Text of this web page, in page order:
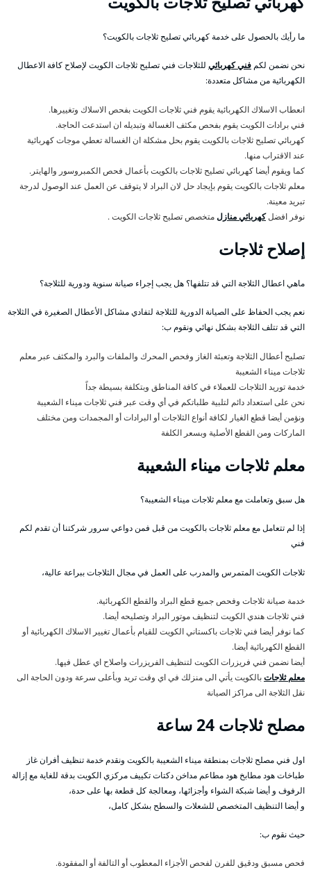
ما رأيك بالحصول على خدمة كهربائي تصليح ثلاجات بالكويت؟
نحن نضمن لكم فني كهربائي للثلاجات فني تصليح ثلاجات الكويت لإصلاح كافة الاعطال
الكهربائية من مشاكل متعددة:
انعطاب الاسلاك الكهربائية يقوم فني ثلاجات الكويت بفحص الاسلاك وتغييرها.
فني برادات الكويت يقوم بفحص مكثف الغسالة وتبديله ان استدعت الحاجة.
كهربائي تصليح ثلاجات بالكويت يقوم بحل مشكلة ان الغسالة تعطي موجات كهربائية
عند الاقتراب منها.
كما ويقوم أيضا كهربائي تصليح ثلاجات بالكويت بأعمال فحص الكمبروسور والهايتر.
معلم ثلاجات بالكويت يقوم بإيجاد حل لان البراد لا يتوقف عن العمل عند الوصول لدرجة
تبريد معينة.
نوفر افضلكهربائي منازلمتخصص تصليح ثلاجات الكويت .
إصلاح ثلاجات
ماهي اعطال الثلاجة التي قد تتلفها؟ هل يجب إجراء صيانة سنوية ودورية للثلاجة؟
نعم يجب الحفاظ على الصيانة الدورية للثلاجة لتفادي مشاكل الأعطال الصغيرة في الثلاجة
التي قد تتلف الثلاجة بشكل نهائي ونقوم ب:
تصليح أعطال الثلاجة وتعبئة الغاز وفحص المحرك والملفات والبرد والمكثف عبر معلم
ثلاجات ميناء الشعيبة
خدمة توريد الثلاجات للعملاء في كافة المناطق وبتكلفة بسيطة جداً
نحن على استعداد دائم لتلبية طلباتكم في أي وقت عبر فني ثلاجات ميناء الشعيبة
ونؤمن أيضا قطع الغيار لكافة أنواع الثلاجات أو البرادات أو المجمدات ومن مختلف
الماركات ومن القطع الأصلية وبسعر الكلفة
معلم ثلاجات ميناء الشعيبة
هل سبق وتعاملت مع معلم ثلاجات ميناء الشعيبة؟
إذا لم تتعامل مع معلم ثلاجات بالكويت من قبل فمن دواعي سرور شركتنا أن تقدم لكم
فني
ثلاجات الكويت المتمرس والمدرب على العمل في مجال الثلاجات ببراعة عالية،
خدمة صيانة ثلاجات وفحص جميع قطع البراد والقطع الكهربائية.
فني ثلاجات هندي الكويت لتنظيف موتور البراد وتصليحه أيضا.
كما نوفر أيضا فني ثلاجات باكستاني الكويت للقيام بأعمال تغيير الاسلاك الكهربائية أو
القطع الكهربائية أيضا.
أيضا نضمن فني فريزرات الكويت لتنظيف الفريزرات واصلاح اي عطل فيها.
معلم ثلاجاتبالكويت يأتي الى منزلك في اي وقت تريد وبأعلى سرعة ودون الحاجة الى
نقل الثلاجة الى مراكز الصيانة
مصلح ثلاجات 24 ساعة
اول فني مصلح ثلاجات بمنطقة ميناء الشعيبة بالكويت ونقدم خدمة تنظيف أفران غاز
طباخات هود مطابخ هود مطاعم مداخن دكتات تكييف مركزي الكويت بدقة للغاية مع إزالة
الرفوف و أيضا شبكة الشواء وأجزائها، ومعالجة كل قطعة بها على حدة،
و أيضا التنظيف المتخصص للشعلات والسطح بشكل كامل،
حيث نقوم ب:
فحص مسبق ودقيق للفرن لفحص الأجزاء المعطوب أو التالفة أو المفقودة.